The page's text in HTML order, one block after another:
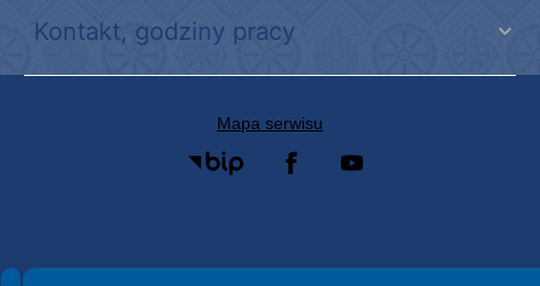
Kontakt, godziny pracy
Mapa serwisu
Spełniamy standardy WCAG 2.2
Spełniamy standardy W3C